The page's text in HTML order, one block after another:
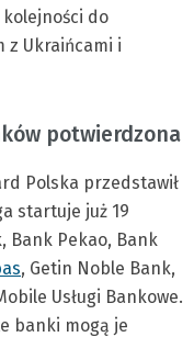
kolejności do
z Ukraińcami i
potwierdzona
Polska przedstawił
startuje już 19
Bank Pekao, Bank
, Getin Noble Bank,
Usługi Bankowe.
banki mogą je